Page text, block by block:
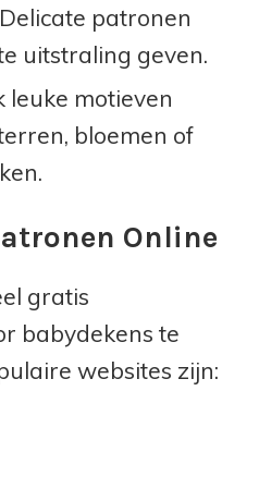
patronen
uitstraling geven.
motieven
bloemen of
Online
gratis
babydekens te
websites zijn: